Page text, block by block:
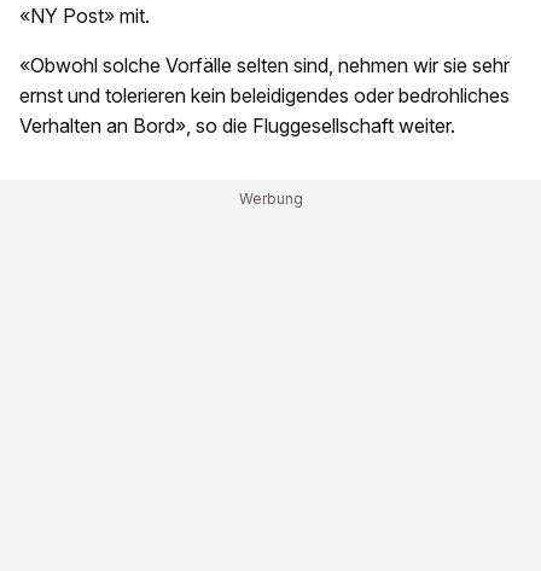
«NY Post» mit.
«Obwohl solche Vorfälle selten sind, nehmen wir sie sehr
ernst und tolerieren kein beleidigendes oder bedrohliches
Verhalten an Bord», so die Fluggesellschaft weiter.